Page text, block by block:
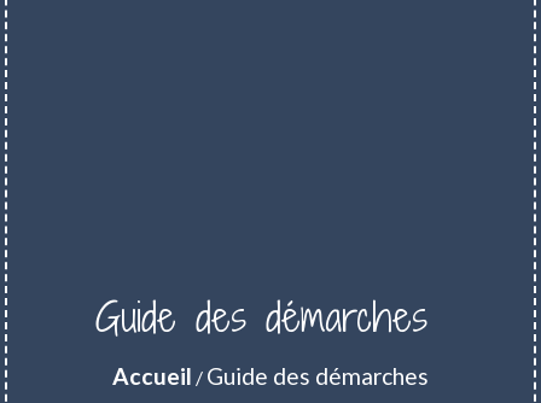
Guide des démarches
Accueil / Guide des démarches